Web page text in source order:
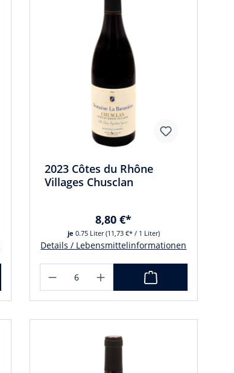
2023 Côtes du Rhône
Villages Chusclan
je 0.75 Liter(11,73 €* / 1 Liter)
8,80 €*
Details / Lebensmittelinformationen